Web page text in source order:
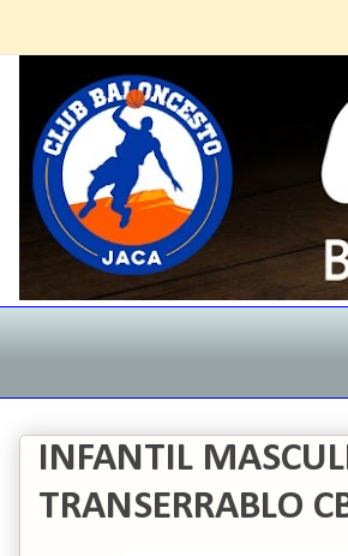
INFANTIL
TRANSERRABLO